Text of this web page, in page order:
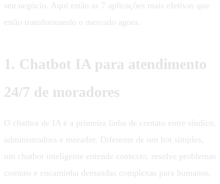
seu negócio. Aqui estão as 7 aplicações mais efetivas que
estão transformando o mercado agora.
1. Chatbot IA para atendimento
24/7 de moradores
O chatbot de IA é a primeira linha de contato entre síndico,
administradora e morador. Diferente de um bot simples,
um chatbot inteligente entende contexto, resolve problemas
comuns e encaminha demandas complexas para humanos.